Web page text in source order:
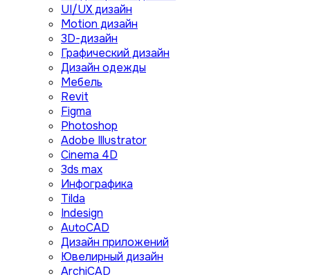
UI/UX дизайн
Motion дизайн
3D-дизайн
Графический дизайн
Дизайн одежды
Мебель
Revit
Figma
Photoshop
Adobe Illustrator
Сinema 4D
3ds max
Инфографика
Tilda
Indesign
AutoCAD
Дизайн приложений
Ювелирный дизайн
ArchiCAD